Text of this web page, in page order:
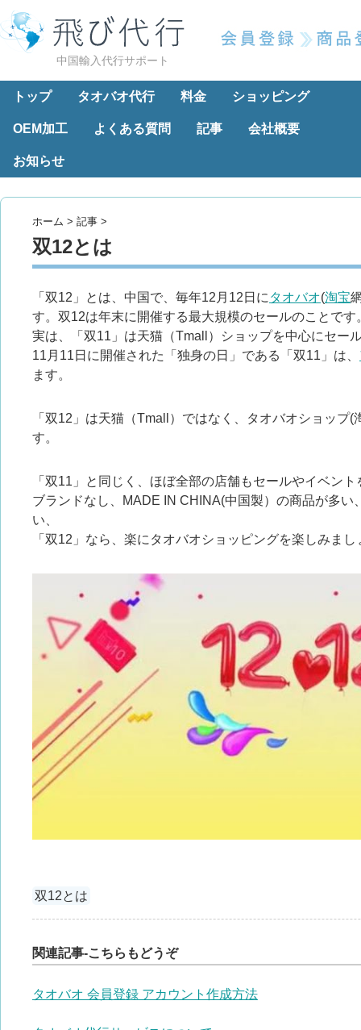
中国輸入代行サポート
トップ タオバオ代行 料金 ショッピング
OEM加工 よくある質問 記事 会社概要
お知らせ
ホーム > 記事 >
双12とは
「双12」とは、中国で、毎年12月12日に タオバオ(淘宝
す。双12は年末に開催する最大規模のセールのことです
実は、「双11」は天猫（Tmall）ショップを中心にセー
11月11日に開催された「独身の日」である「双11」は、
ます。
「双12」は天猫（Tmall）ではなく、タオバオショップ
す。
「双11」と同じく、ほぼ全部の店舗もセールやイベン
ブランドなし、MADE IN CHINA(中国製）の商品が多
い、
「双12」なら、楽にタオバオショッピングを楽しみまし
双12とは
関連記事-こちらもどうぞ
タオバオ 会員登録 アカウント作成方法